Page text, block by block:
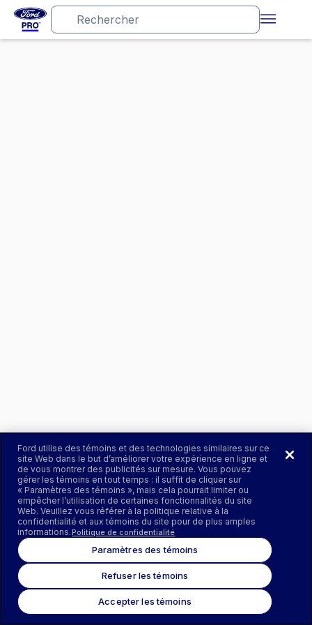
Ford utilise des témoins et des technologies similaires sur ce
site Web dans le but d’améliorer votre expérience en ligne et
de vous montrer des publicités sur mesure. Vous pouvez
gérer les témoins en tout temps : il suffit de cliquer sur
« Paramètres des témoins », mais cela pourrait limiter ou
empêcher l’utilisation de certaines fonctionnalités du site
Web. Veuillez vous référer à la politique relative à la
confidentialité et aux témoins du site pour de plus amples
informations.Politique de confidentialité
Paramètres des témoins
Refuser les témoins
Accepter les témoins